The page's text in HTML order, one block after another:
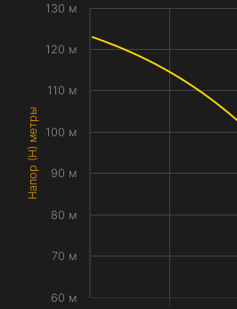
Напор (H) метры
60 м
70 м
80 м
90 м
100 м
110 м
120 м
130 м